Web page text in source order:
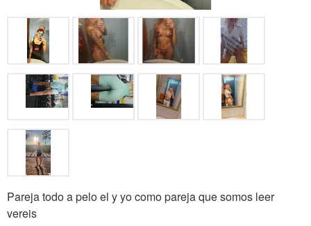
Pareja todo a pelo el y yo como pareja que somos leer
vereis